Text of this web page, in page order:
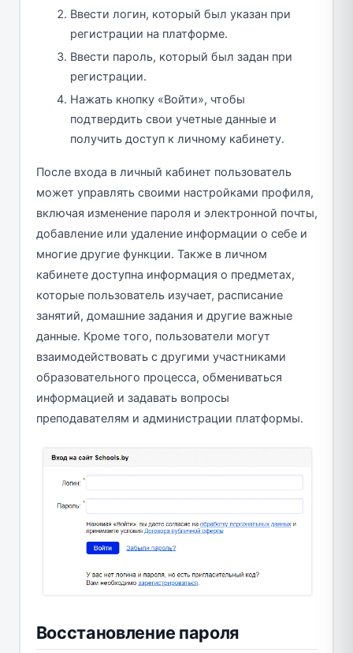
Ввести логин, который был указан при
регистрации на платформе.
Ввести пароль, который был задан при
регистрации.
Нажать кнопку «Войти», чтобы
подтвердить свои учетные данные и
получить доступ к личному кабинету.
После входа в личный кабинет пользователь
может управлять своими настройками профиля,
включая изменение пароля и электронной почты,
добавление или удаление информации о себе и
многие другие функции. Также в личном
кабинете доступна информация о предметах,
которые пользователь изучает, расписание
занятий, домашние задания и другие важные
данные. Кроме того, пользователи могут
взаимодействовать с другими участниками
образовательного процесса, обмениваться
информацией и задавать вопросы
преподавателям и администрации платформы.
Восстановление пароля